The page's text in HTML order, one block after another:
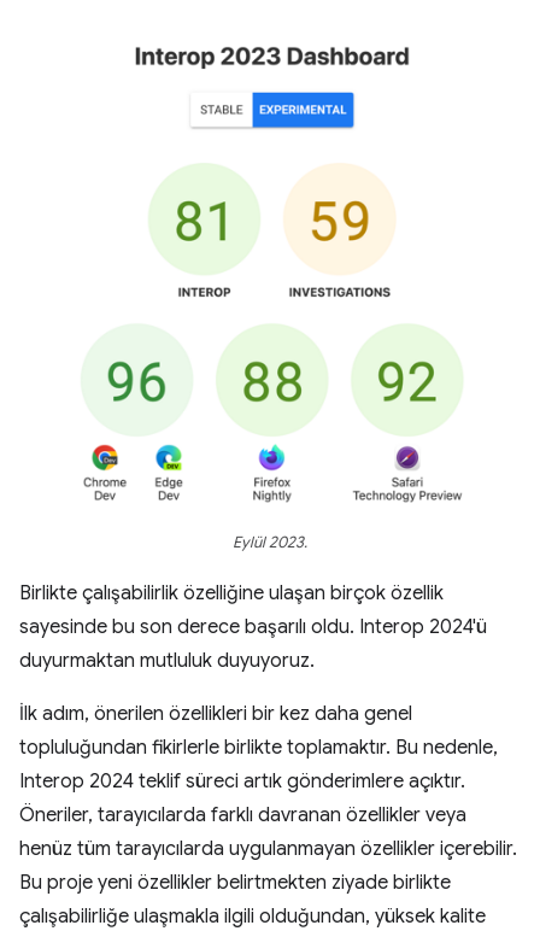
Eylül 2023.
Birlikte çalışabilirlik özelliğine ulaşan birçok özellik
sayesinde bu son derece başarılı oldu. Interop 2024'ü
duyurmaktan mutluluk duyuyoruz.
İlk adım, önerilen özellikleri bir kez daha genel
topluluğundan fikirlerle birlikte toplamaktır. Bu nedenle,
Interop 2024 teklif süreci artık gönderimlere açıktır.
Öneriler, tarayıcılarda farklı davranan özellikler veya
henüz tüm tarayıcılarda uygulanmayan özellikler içerebilir.
Bu proje yeni özellikler belirtmekten ziyade birlikte
çalışabilirliğe ulaşmakla ilgili olduğundan, yüksek kalite